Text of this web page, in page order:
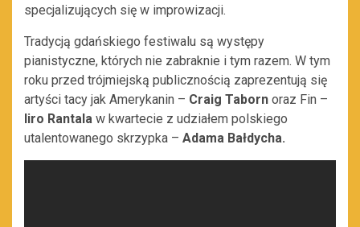
specjalizujących się w improwizacji.
Tradycją gdańskiego festiwalu są występy
pianistyczne, których nie zabraknie i tym razem. W tym
roku przed trójmiejską publicznością zaprezentują się
artyści tacy jak Amerykanin – Craig Taborn oraz Fin –
Iiro Rantala w kwartecie z udziałem polskiego
utalentowanego skrzypka – Adama Bałdycha.